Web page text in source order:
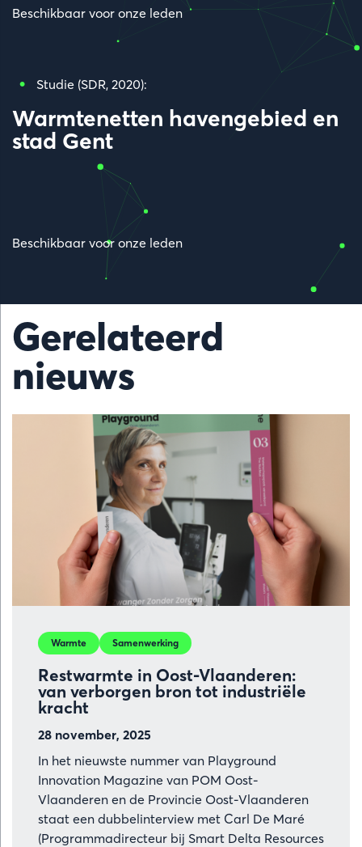
Beschikbaar voor onze leden
Studie (SDR, 2020):
Warmtenetten havengebied en
stad Gent
Beschikbaar voor onze leden
Gerelateerd
nieuws
Restwarmte in Oost-Vlaanderen:
van verborgen bron tot industriële
kracht
28 november, 2025
Warmte Samenwerking
In het nieuwste nummer van Playground
Innovation Magazine van POM Oost-
Vlaanderen en de Provincie Oost-Vlaanderen
staat een dubbelinterview met Carl De Maré
(Programmadirecteur bij Smart Delta Resources